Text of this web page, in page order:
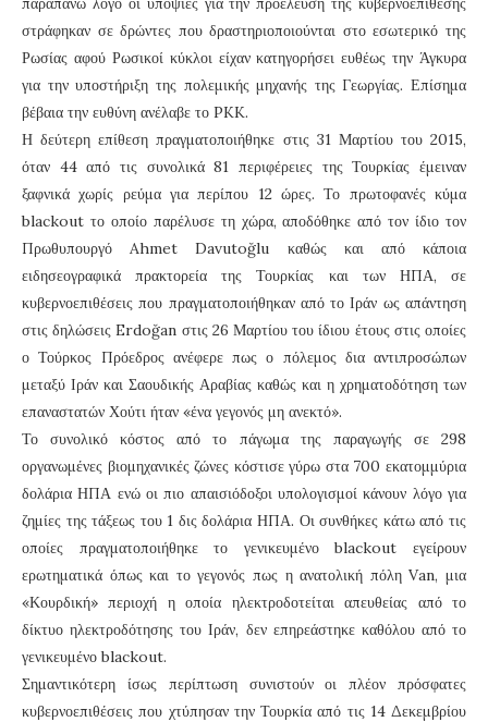
στράφηκαν σε δρώντες που δραστηριοποιούνται στο εσωτερικό της
Ρωσίας αφού Ρωσικοί κύκλοι είχαν κατηγορήσει ευθέως την Άγκυρα
για την υποστήριξη της πολεμικής μηχανής της Γεωργίας. Επίσημα
βέβαια την ευθύνη ανέλαβε το PKK.
Η δεύτερη επίθεση πραγματοποιήθηκε στις 31 Μαρτίου του 2015,
όταν 44 από τις συνολικά 81 περιφέρειες της Τουρκίας έμειναν
ξαφνικά χωρίς ρεύμα για περίπου 12 ώρες. Το πρωτοφανές κύμα
blackout το οποίο παρέλυσε τη χώρα, αποδόθηκε από τον ίδιο τον
Πρωθυπουργό Ahmet Davutoğlu καθώς και από κάποια
ειδησεογραφικά πρακτορεία της Τουρκίας και των ΗΠΑ, σε
κυβερνοεπιθέσεις που πραγματοποιήθηκαν από το Ιράν ως απάντηση
στις δηλώσεις Erdoğan στις 26 Μαρτίου του ίδιου έτους στις οποίες
ο Τούρκος Πρόεδρος ανέφερε πως ο πόλεμος δια αντιπροσώπων
μεταξύ Ιράν και Σαουδικής Αραβίας καθώς και η χρηματοδότηση των
επαναστατών Χούτι ήταν «ένα γεγονός μη ανεκτό».
Το συνολικό κόστος από το πάγωμα της παραγωγής σε 298
οργανωμένες βιομηχανικές ζώνες κόστισε γύρω στα 700 εκατομμύρια
δολάρια ΗΠΑ ενώ οι πιο απαισιόδοξοι υπολογισμοί κάνουν λόγο για
ζημίες της τάξεως του 1 δις δολάρια ΗΠΑ. Οι συνθήκες κάτω από τις
οποίες πραγματοποιήθηκε το γενικευμένο blackout εγείρουν
ερωτηματικά όπως και το γεγονός πως η ανατολική πόλη Van, μια
«Κουρδική» περιοχή η οποία ηλεκτροδοτείται απευθείας από το
δίκτυο ηλεκτροδότησης του Ιράν, δεν επηρεάστηκε καθόλου από το
γενικευμένο blackout.
Σημαντικότερη ίσως περίπτωση συνιστούν οι πλέον πρόσφατες
κυβερνοεπιθέσεις που χτύπησαν την Τουρκία από τις 14 Δεκεμβρίου